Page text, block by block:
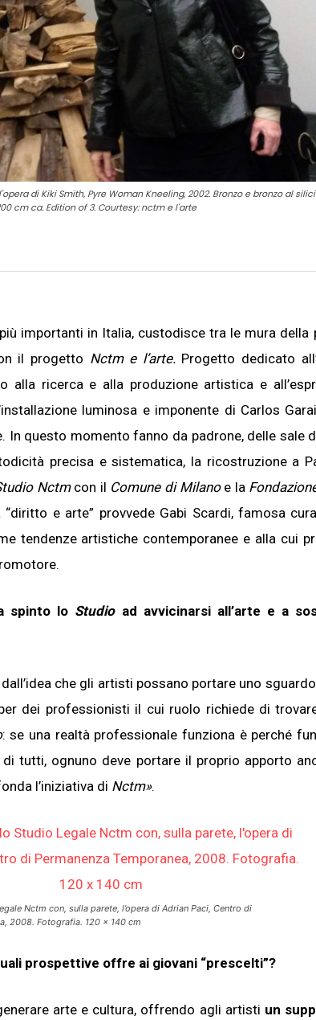
di Kiki Smith, Pyre Woman Kneeling, 2002. Bronzo e bronzo al
cm ca. Edition of 3. Courtesy: nctm e l'arte
importanti in Italia, custodisce tra le mura della
il progetto Nctm e l’arte. Progetto dedicato
alla ricerca e alla produzione artistica e
luminosa e imponente di Carlos
In questo momento fanno da padrone, delle sale
precisa e sistematica, la ricostruzione a
Nctmcon il Comune di Milanoe la
e arte” provvede Gabi Scardi, famosa
tendenze artistiche contemporanee e alla cui
spinto lo Studioad avvicinarsi all’arte e a
che gli artisti possano portare uno
dei professionisti il cui ruolo richiede di
: se una realtà professionale funziona è perché
tutti, ognuno deve portare il proprio apporto
l’iniziativa di Nctm».
Nctm con, sulla parete, l’opera di Adrian Paci, Centro di
2008. Fotografia. 120 x 140 cm
prospettive offre ai giovani “prescelti”?
arte e cultura, offrendo agli artisti un
Mercato
gratuitamente la